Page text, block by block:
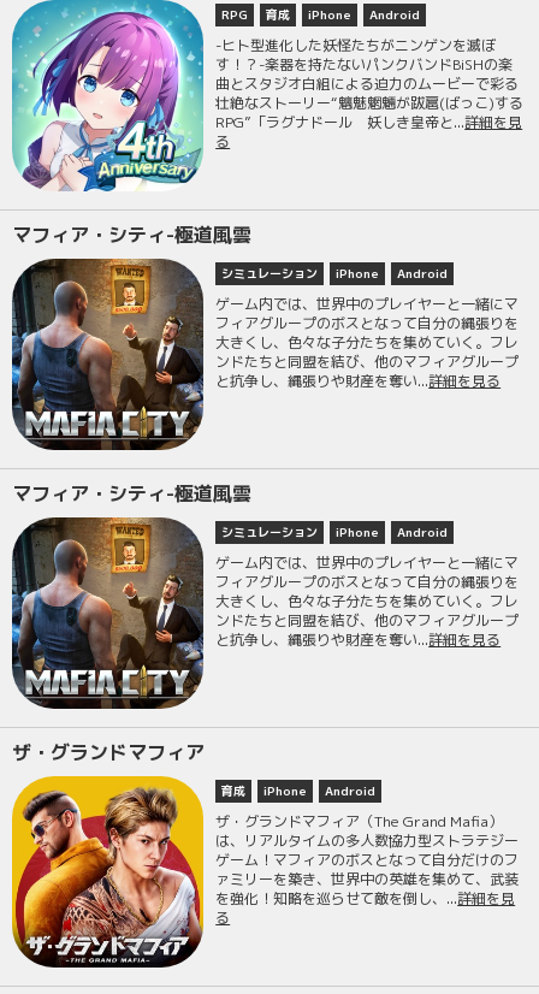
RPG 育成 iPhone Android
-ヒト型進化した妖怪たちがニンゲンを滅ぼ
す！？-楽器を持たないパンクバンドBiSHの楽
曲とスタジオ白組による迫力のムービーで彩る
壮絶なストーリー“魑魅魍魎が跋扈(ばっこ)する
RPG”「ラグナドール 妖しき皇帝と...詳細を見
る
マフィア・シティ-極道風雲
シミュレーション iPhone Android
ゲーム内では、世界中のプレイヤーと一緒にマ
フィアグループのボスとなって自分の縄張りを
大きくし、色々な子分たちを集めていく。フレ
ンドたちと同盟を結び、他のマフィアグループ
と抗争し、縄張りや財産を奪い...詳細を見る
マフィア・シティ-極道風雲
シミュレーション iPhone Android
ゲーム内では、世界中のプレイヤーと一緒にマ
フィアグループのボスとなって自分の縄張りを
大きくし、色々な子分たちを集めていく。フレ
ンドたちと同盟を結び、他のマフィアグループ
と抗争し、縄張りや財産を奪い...詳細を見る
ザ・グランドマフィア
育成 iPhone Android
ザ・グランドマフィア（The Grand Mafia）
は、リアルタイムの多人数協力型ストラテジー
ゲーム！マフィアのボスとなって自分だけのフ
ァミリーを築き、世界中の英雄を集めて、武装
を強化！知略を巡らせて敵を倒し、...詳細を見
る